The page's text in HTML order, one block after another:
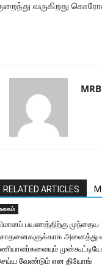
வருகிறது
MRB
RELATED ARTICLES
உலகம்
பயணத்திற்கு முந்தைய
அனைத்து
வேண்டும் என தியோங்